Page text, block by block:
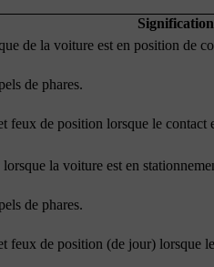
Signification
de la voiture est en position de
de phares.
feux de position lorsque le contact
la voiture est en
de phares.
feux de position (de jour) lorsque